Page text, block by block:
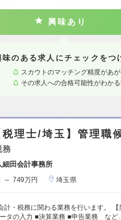
興味あり
味のある求人にチェックをつ
スカウトのマッチング精度があ
その求人への合格可能性がわか
税理士/埼玉】管理
務
細田会計事務所
～ 749万円 埼玉県
計・税務に関わる業務を行います。
タの入力 ■決算業務 ■申告業務 な